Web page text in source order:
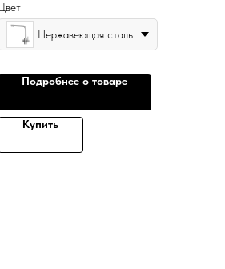
Нержавеющая сталь
Подробнее о товаре
Купить